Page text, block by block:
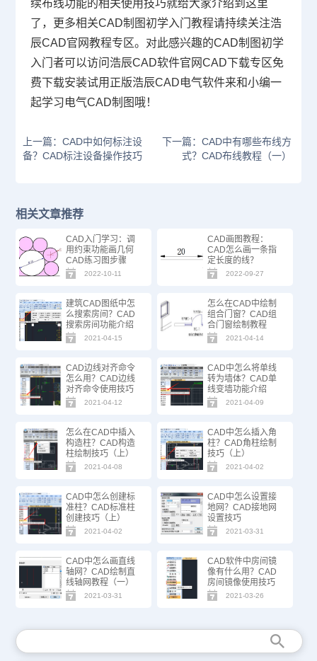
续布线功能的相关使用技巧就给大家介绍到这里
了，更多相关CAD制图初学入门教程请持续关注浩
辰CAD官网教程专区。对此感兴趣的CAD制图初学
入门者可以访问浩辰CAD软件官网CAD下载专区免
费下载安装试用正版浩辰CAD电气软件来和小编一
起学习电气CAD制图哦！
上一篇：CAD中如何标注设
备？CAD标注设备操作技巧
下一篇：CAD中有哪些布线方
式？CAD布线教程（一）
相关文章推荐
CAD入门学习：调
用约束功能画几何
CAD练习图步骤
2022-10-11
CAD画图教程：
CAD怎么画一条指
定长度的线？
2022-09-27
建筑CAD图纸中怎
么搜索房间？CAD
搜索房间功能介绍
2021-04-15
怎么在CAD中绘制
组合门窗？CAD组
合门窗绘制教程
2021-04-14
CAD边线对齐命令
怎么用？CAD边线
对齐命令使用技巧
2021-04-12
CAD中怎么将单线
转为墙体？CAD单
线变墙功能介绍
2021-04-09
怎么在CAD中插入
构造柱？CAD构造
柱绘制技巧（上）
2021-04-08
CAD中怎么插入角
柱？CAD角柱绘制
技巧（上）
2021-04-02
CAD中怎么创建标
准柱？CAD标准柱
创建技巧（上）
2021-04-02
CAD中怎么设置接
地网？CAD接地网
设置技巧
2021-03-31
CAD中怎么画直线
轴网？CAD绘制直
线轴网教程（一）
2021-03-31
CAD软件中房间镜
像有什么用？CAD
房间镜像使用技巧
2021-03-26